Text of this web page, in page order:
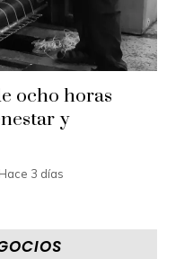
ocho horas
y
Hace 3 días